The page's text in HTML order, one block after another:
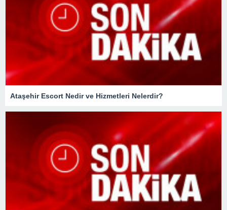
Ataşehir Escort Nedir ve Hizmetleri Nelerdir?